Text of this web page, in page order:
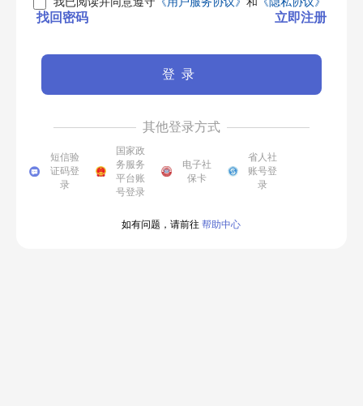
找回密码 立即注册
登录
其他登录方式
短信验
证码登
录
国家政
务服务
平台账
号登录
电子社
保卡
省人社
账号登
录
如有问题，请前往 帮助中心